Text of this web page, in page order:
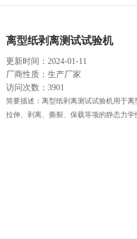
离型纸剥离测试试验机
更新时间：2024-01-11
厂商性质：生产厂家
访问次数：3901
简要描述：离型纸剥离测试试验机用于
拉伸、剥离、撕裂、保载等项的静态力